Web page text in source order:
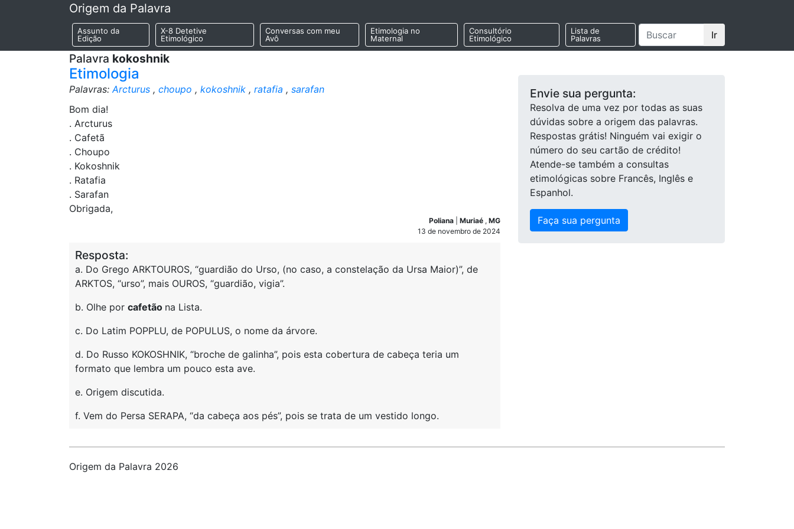
Origem da Palavra
Assunto da
Edição
X-8 Detetive
Etimológico
Conversas com meu
Avô
Etimologia no
Maternal
Consultório
Etimológico
Lista de
Palavras
Ir
Palavra kokoshnik
Etimologia
Palavras:Arcturus , choupo , kokoshnik , ratafia , sarafan
Bom dia!
. Arcturus
. Cafetã
. Choupo
. Kokoshnik
. Ratafia
. Sarafan
Obrigada,
Poliana Muriaé , MG
13 de novembro de 2024
Resposta:
a. Do Grego ARKTOUROS, “guardião do Urso, (no caso, a constelação da Ursa Maior)”, de
ARKTOS, “urso”, mais OUROS, “guardião, vigia”.
b. Olhe por cafetão na Lista.
c. Do Latim POPPLU, de POPULUS, o nome da árvore.
d. Do Russo KOKOSHNIK, “broche de galinha”, pois esta cobertura de cabeça teria um
formato que lembra um pouco esta ave.
e. Origem discutida.
f. Vem do Persa SERAPA, “da cabeça aos pés”, pois se trata de um vestido longo.
Envie sua pergunta:
Resolva de uma vez por todas as suas
dúvidas sobre a origem das palavras.
Respostas grátis! Ninguém vai exigir o
número do seu cartão de crédito!
Atende-se também a consultas
etimológicas sobre Francês, Inglês e
Espanhol.
Faça sua pergunta
Origem da Palavra 2026